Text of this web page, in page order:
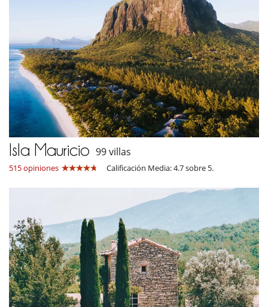
Isla Mauricio 99 villas
515 opiniones Calificación Media: 4.7 sobre 5.